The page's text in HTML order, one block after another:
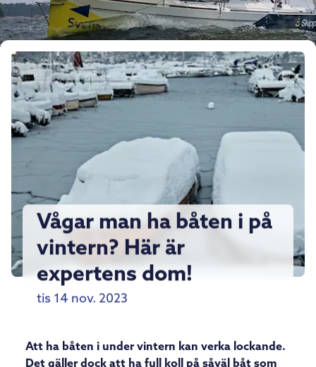
Vågar man ha båten i på
vintern? Här är
expertens dom!
tis 14 nov. 2023
Att ha båten i under vintern kan verka lockande.
Det gäller dock att ha full koll på såväl båt som